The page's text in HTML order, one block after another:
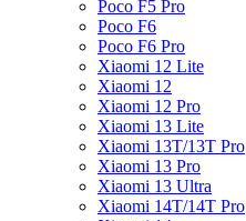
Poco F5 Pro
Poco F6
Poco F6 Pro
Xiaomi 12 Lite
Xiaomi 12
Xiaomi 12 Pro
Xiaomi 13 Lite
Xiaomi 13T/13T Pro
Xiaomi 13 Pro
Xiaomi 13 Ultra
Xiaomi 14T/14T Pro